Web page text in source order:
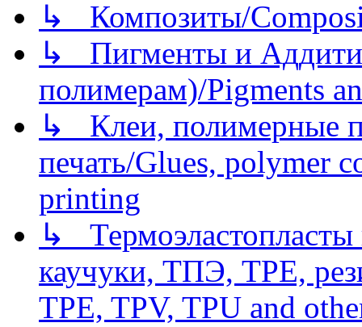
↳ Композиты/
↳ Пигменты и
полимерам)/Pigments
↳ Клеи, полимерные
печать/Glues, polymer
printing
↳
каучуки, ТПЭ, TPE,
TPE, TPV, TPU and